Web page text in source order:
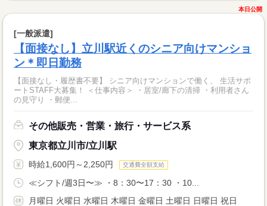
本日公開
[一般派遣]
【面接なし】立川駅近くのシニア向けマンショ
ン＊即日勤務
【面接なし・履歴書不要】 シニア向けマンションで働く、 生活サポ
ートSTAFF大募集！ ＜仕事内容＞ ・居室/廊下の清掃 ・利用者さん
の見守り ・郵便...
その他販売・営業・旅行・サービス系
東京都立川市/立川駅
時給1,600円～2,250円 交通費全額支給
≪シフト/週3日〜≫ ・8：30〜17：30 ・10...
月曜日 火曜日 水曜日 木曜日 金曜日 土曜日 日曜日 祝日